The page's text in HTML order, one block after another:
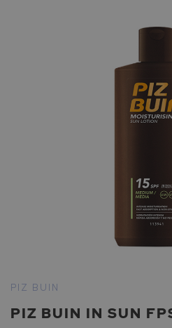
para
início
PIZ BUIN IN SUN
PIZ BUIN